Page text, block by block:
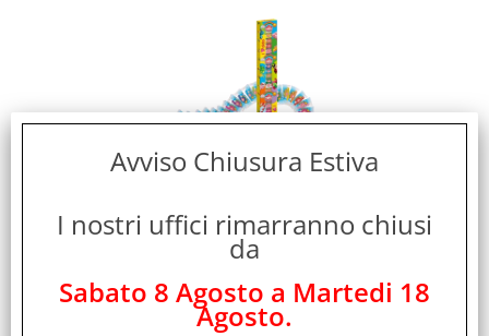
COLORI GLITTER CONF 22 Pz.
358093
Avviso Chiusura Estiva
I nostri uffici rimarranno chiusi
da
Sabato 8 Agosto a Martedi 18
Agosto.